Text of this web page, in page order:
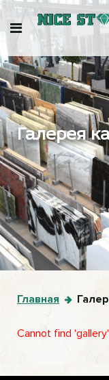
Галерея
Главная
Cannot find